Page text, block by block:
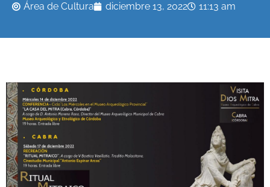
Área de Cultura
diciembre 13, 2022 11:13 am